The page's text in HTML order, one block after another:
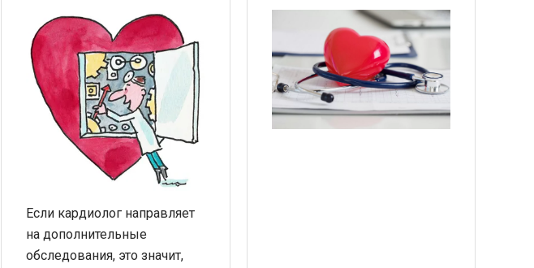
Если кардиолог направляет
на дополнительные
обследования, это значит,